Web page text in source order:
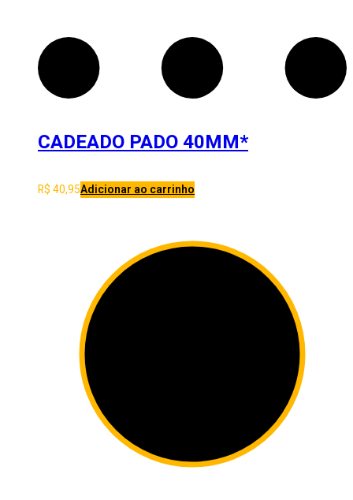
CADEADO PADO 40MM*
R$40,95Adicionar ao carrinho